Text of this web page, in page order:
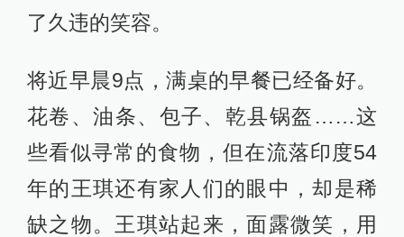
了久违的笑容。
将近早晨9点，满桌的早餐已经备好。
花卷、油条、包子、乾县锅盔……这
些看似寻常的食物，但在流落印度54
年的王琪还有家人们的眼中，却是稀
缺之物。王琪站起来，面露微笑，用